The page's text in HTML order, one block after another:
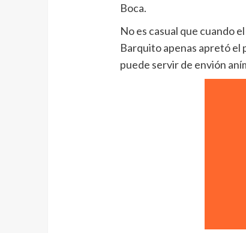
Boca.
No es casual que cuando
Barquito apenas apretó el
puede servir de envión